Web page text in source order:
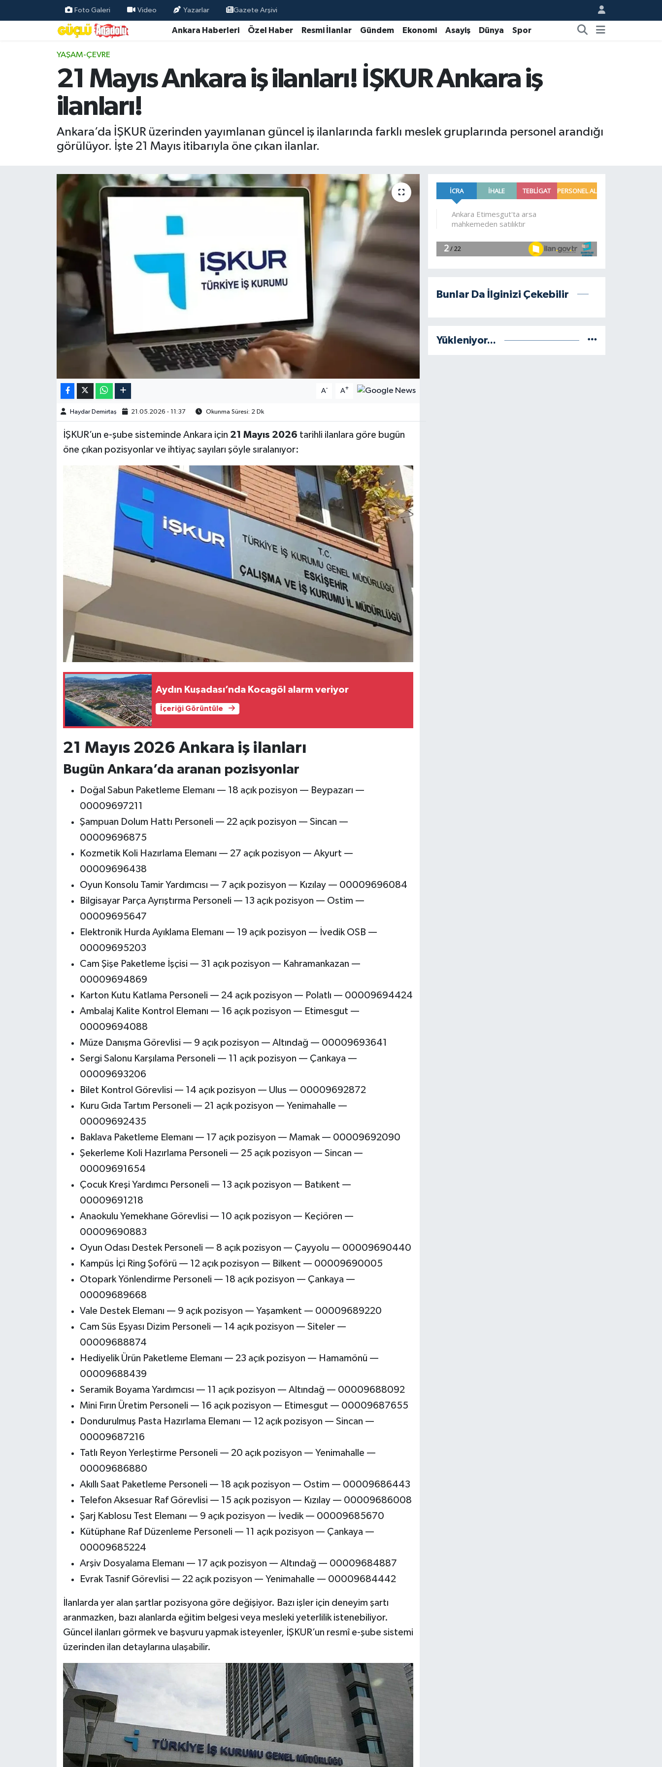
Foto Galeri Video Yazarlar Gazete Arşivi
Ankara Haberleri Özel Haber Resmi İlanlar Gündem Ekonomi Asayiş Dünya Spor
YAŞAM-ÇEVRE
21 Mayıs Ankara iş ilanları! İŞKUR Ankara iş
ilanları!
Ankara’da İŞKUR üzerinden yayımlanan güncel iş ilanlarında farklı meslek gruplarında personel arandığı
görülüyor. İşte 21 Mayıs itibarıyla öne çıkan ilanlar.
A- A+
Haydar Demirtaş 21.05.2026 - 11:37 Okunma Süresi: 2 Dk
İŞKUR’un e-şube sisteminde Ankara için 21 Mayıs 2026 tarihli ilanlara göre bugün
öne çıkan pozisyonlar ve ihtiyaç sayıları şöyle sıralanıyor:
Aydın Kuşadası’nda Kocagöl alarm veriyor
İçeriği Görüntüle
21 Mayıs 2026 Ankara iş ilanları
Bugün Ankara’da aranan pozisyonlar
Doğal Sabun Paketleme Elemanı — 18 açık pozisyon — Beypazarı —
00009697211
Şampuan Dolum Hattı Personeli — 22 açık pozisyon — Sincan —
00009696875
Kozmetik Koli Hazırlama Elemanı — 27 açık pozisyon — Akyurt —
00009696438
Oyun Konsolu Tamir Yardımcısı — 7 açık pozisyon — Kızılay — 00009696084
Bilgisayar Parça Ayrıştırma Personeli — 13 açık pozisyon — Ostim —
00009695647
Elektronik Hurda Ayıklama Elemanı — 19 açık pozisyon — İvedik OSB —
00009695203
Cam Şişe Paketleme İşçisi — 31 açık pozisyon — Kahramankazan —
00009694869
Karton Kutu Katlama Personeli — 24 açık pozisyon — Polatlı — 00009694424
Ambalaj Kalite Kontrol Elemanı — 16 açık pozisyon — Etimesgut —
00009694088
Müze Danışma Görevlisi — 9 açık pozisyon — Altındağ — 00009693641
Sergi Salonu Karşılama Personeli — 11 açık pozisyon — Çankaya —
00009693206
Bilet Kontrol Görevlisi — 14 açık pozisyon — Ulus — 00009692872
Kuru Gıda Tartım Personeli — 21 açık pozisyon — Yenimahalle —
00009692435
Baklava Paketleme Elemanı — 17 açık pozisyon — Mamak — 00009692090
Şekerleme Koli Hazırlama Personeli — 25 açık pozisyon — Sincan —
00009691654
Çocuk Kreşi Yardımcı Personeli — 13 açık pozisyon — Batıkent —
00009691218
Anaokulu Yemekhane Görevlisi — 10 açık pozisyon — Keçiören —
00009690883
Oyun Odası Destek Personeli — 8 açık pozisyon — Çayyolu — 00009690440
Kampüs İçi Ring Şoförü — 12 açık pozisyon — Bilkent — 00009690005
Otopark Yönlendirme Personeli — 18 açık pozisyon — Çankaya —
00009689668
Vale Destek Elemanı — 9 açık pozisyon — Yaşamkent — 00009689220
Cam Süs Eşyası Dizim Personeli — 14 açık pozisyon — Siteler —
00009688874
Hediyelik Ürün Paketleme Elemanı — 23 açık pozisyon — Hamamönü —
00009688439
Seramik Boyama Yardımcısı — 11 açık pozisyon — Altındağ — 00009688092
Mini Fırın Üretim Personeli — 16 açık pozisyon — Etimesgut — 00009687655
Dondurulmuş Pasta Hazırlama Elemanı — 12 açık pozisyon — Sincan —
00009687216
Tatlı Reyon Yerleştirme Personeli — 20 açık pozisyon — Yenimahalle —
00009686880
Akıllı Saat Paketleme Personeli — 18 açık pozisyon — Ostim — 00009686443
Telefon Aksesuar Raf Görevlisi — 15 açık pozisyon — Kızılay — 00009686008
Şarj Kablosu Test Elemanı — 9 açık pozisyon — İvedik — 00009685670
Kütüphane Raf Düzenleme Personeli — 11 açık pozisyon — Çankaya —
00009685224
Arşiv Dosyalama Elemanı — 17 açık pozisyon — Altındağ — 00009684887
Evrak Tasnif Görevlisi — 22 açık pozisyon — Yenimahalle — 00009684442
İlanlarda yer alan şartlar pozisyona göre değişiyor. Bazı işler için deneyim şartı
aranmazken, bazı alanlarda eğitim belgesi veya mesleki yeterlilik istenebiliyor.
Güncel ilanları görmek ve başvuru yapmak isteyenler, İŞKUR’un resmî e-şube sistemi
üzerinden ilan detaylarına ulaşabilir.
Bunlar Da İlginizi Çekebilir
Yükleniyor...
Özel Haber
Resmi İlanlar
Gündem
Burç Yorumları
Kim kimdir?
Kültür Sanat